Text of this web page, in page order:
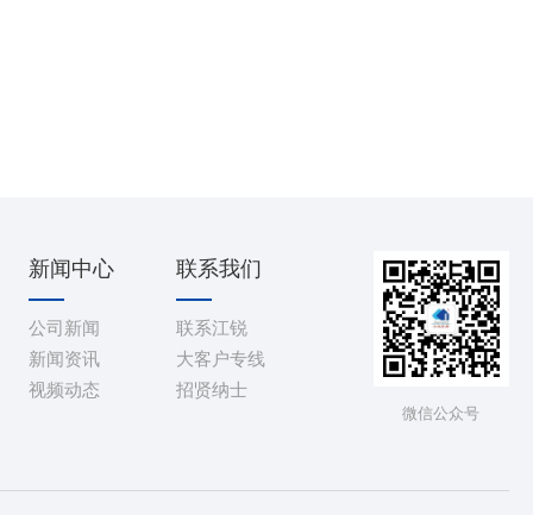
新闻中心
公司新闻
新闻资讯
视频动态
联系我们
联系江锐
大客户专线
招贤纳士
微信公众号